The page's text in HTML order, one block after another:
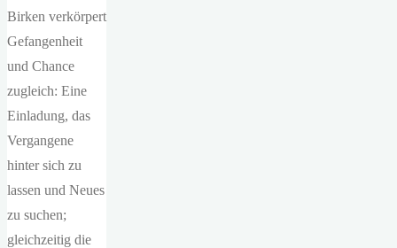
Birken verkörpert
Gefangenheit
und Chance
zugleich: Eine
Einladung, das
Vergangene
hinter sich zu
lassen und Neues
zu suchen;
gleichzeitig die